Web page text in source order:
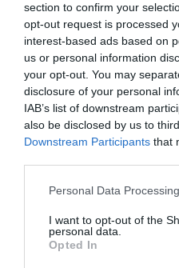
section to confirm your
opt-out request is processed
interest-based ads based on
us or personal information
your opt-out. You may
disclosure of your personal
IAB’s list of downstream
also be disclosed by us to
Downstream Participants that
Personal Data
I want to opt-out of the
personal data.
Opted In
View this